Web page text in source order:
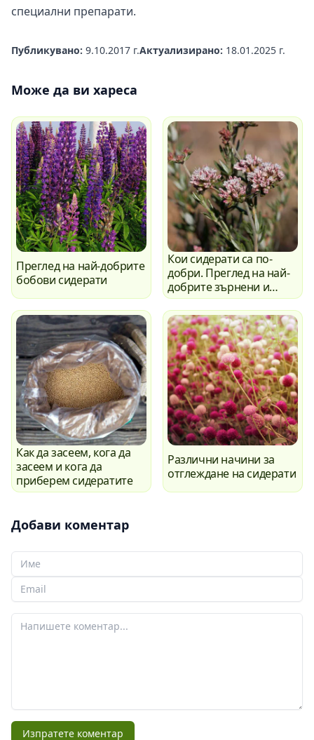
специални препарати.
Публикувано: 9.10.2017 г.Актуализирано: 18.01.2025 г.
Може да ви хареса
Преглед на най-добрите
бобови сидерати
Кои сидерати са по-
добри. Преглед на най-
добрите зърнени и
кръстоцветни култури.
Как да засеем, кога да
засеем и кога да
приберем сидератите
Различни начини за
отглеждане на сидерати
Добави коментар
Вашето име
Вашият имейл
Вашият коментар
Изпратете коментар